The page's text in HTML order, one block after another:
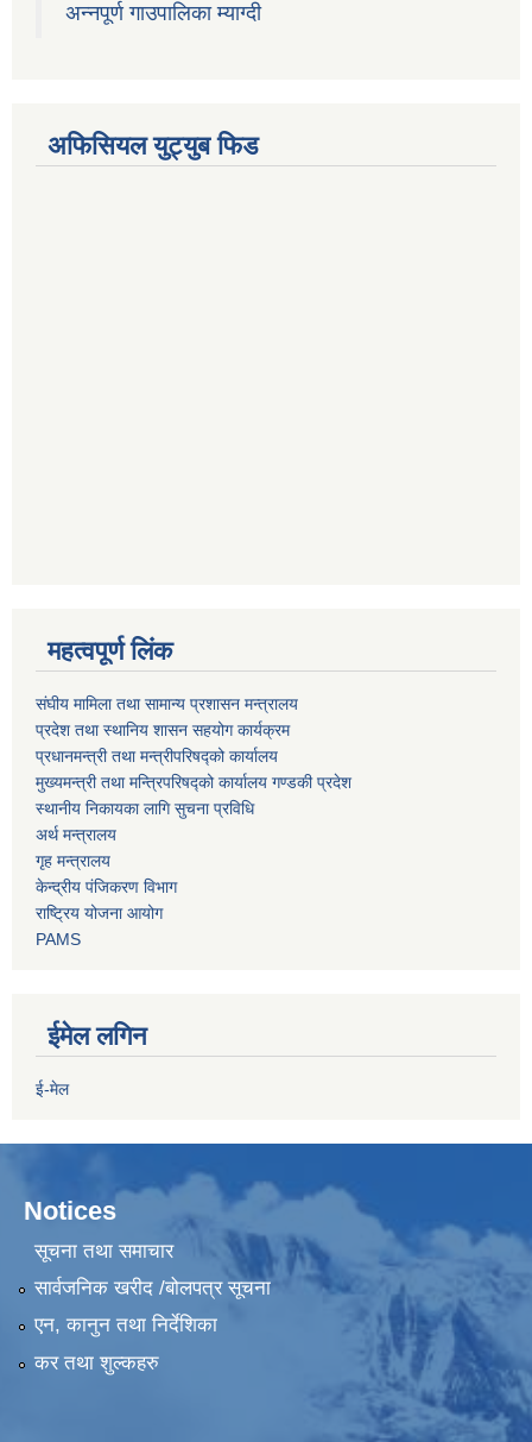
अन्नपूर्ण गाउपालिका म्याग्दी
अफिसियल युट्युब फिड
महत्वपूर्ण लिंक
संघीय मामिला तथा सामान्य प्रशासन मन्त्रालय
प्रदेश तथा स्थानिय शासन सहयोग कार्यक्रम
प्रधानमन्त्री तथा मन्त्रीपरिषद्को कार्यालय
मुख्यमन्त्री तथा मन्त्रिपरिषद्को कार्यालय गण्डकी प्रदेश
स्थानीय निकायका लागि सुचना प्रविधि
अर्थ मन्त्रालय
गृह मन्त्रालय
केन्द्रीय पंजिकरण विभाग
राष्ट्रिय योजना आयोग
PAMS
ईमेल लगिन
ई-मेल
Notices
सूचना तथा समाचार
सार्वजनिक खरीद /बोलपत्र सूचना
एन, कानुन तथा निर्देशिका
कर तथा शुल्कहरु